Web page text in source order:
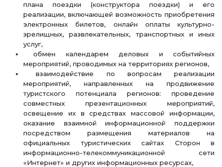
плана поездки (конструктора поездки) и его
реализации, включающей возможность приобретения
электронных билетов, онлайн оплаты культурно-
зрелищных, развлекательных, транспортных и иных
услуг,
обмен календарем деловых и событийных
мероприятий, проводимых на территориях регионов,
взаимодействие по вопросам реализации
мероприятий, направленных на продвижение
туристского потенциала регионов: проведение
совместных презентационных мероприятий,
освещение их в средствах массовой информации,
оказание взаимной информационной поддержки
посредством размещения материалов на
официальных туристических сайтах Сторон в
информационно-телекоммуникационной сети
«Интернет» и других информационных ресурсах,